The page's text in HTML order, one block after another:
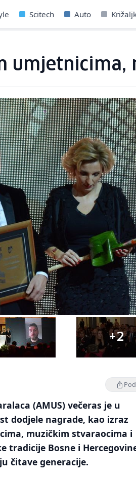
Scitech Auto
+2
(AMUS) večeras je u
dodjele nagrade, kao izraz
muzičkim stvaraocima i
tradicije Bosne i
čitave generacije.